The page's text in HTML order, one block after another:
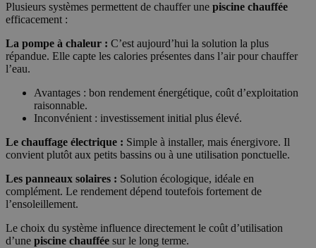
Plusieurs systèmes permettent de chauffer une piscine chauffée
efficacement :
La pompe à chaleur : C’est aujourd’hui la solution la plus
répandue. Elle capte les calories présentes dans l’air pour chauffer
l’eau.
Avantages : bon rendement énergétique, coût d’exploitation
raisonnable.
Inconvénient : investissement initial plus élevé.
Le chauffage électrique : Simple à installer, mais énergivore. Il
convient plutôt aux petits bassins ou à une utilisation ponctuelle.
Les panneaux solaires : Solution écologique, idéale en
complément. Le rendement dépend toutefois fortement de
l’ensoleillement.
Le choix du système influence directement le coût d’utilisation
d’une piscine chauffée sur le long terme.